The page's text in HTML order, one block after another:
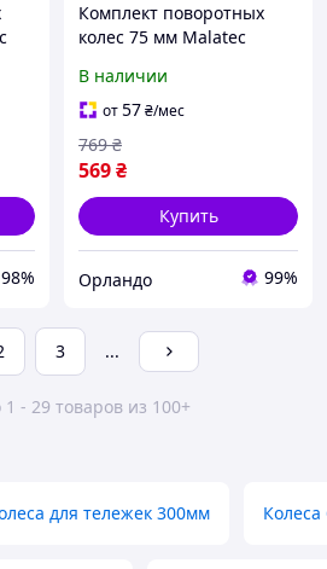
98%
Комплект поворотных
колес 75 мм Malatec
тележек и мебели
(комплект 4 шт.до 220 кг)
В наличии
от57₴/мес
569₴
769 ₴
Купить
Орландо 99%
3 ...
1 - 29 товаров из 100+
для тележек 300мм